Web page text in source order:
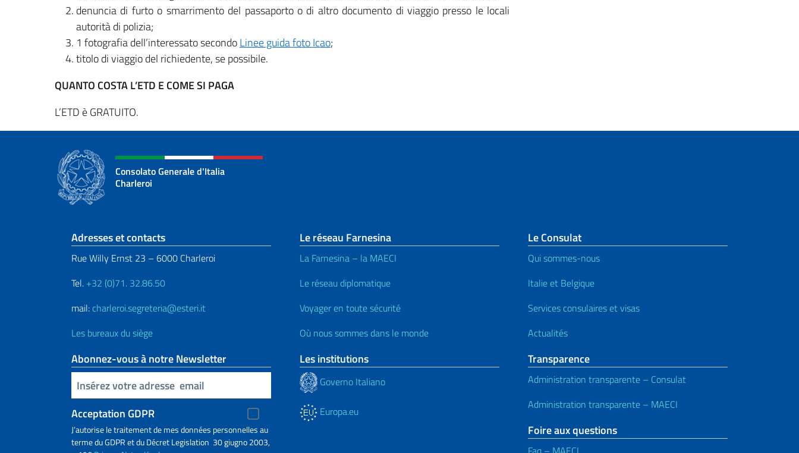
denuncia di furto o smarrimento del passaporto o di altro documento di viaggio presso le locali
autorità di polizia;
1 fotografia dell’interessato secondoLinee guida foto Icao;
titolo di viaggio del richiedente, se possibile.
QUANTO COSTA L’ETD E COME SI PAGA
L’ETD è GRATUITO.
Consolato Generale d'Italia
Charleroi
Section de pied de page
Adresses et contacts
Rue Willy Ernst 23 – 6000 Charleroi
Tel. +32 (0)71. 32.86.50
mail: charleroi.segreteria@esteri.it
Les bureaux du siège
Abonnez-vous à notre Newsletter
Insert your email
Acceptation GDPR
J’autorise le traitement de mes données personnelles au
terme du GDPR et du Décret Legislation 30 giugno 2003,
Le réseau Farnesina
La Farnesina – la MAECI
Le réseau diplomatique
Voyager en toute sécurité
Où nous sommes dans le monde
Les institutions
Governo Italiano
Europa.eu
Le Consulat
Qui sommes-nous
Italie et Belgique
Services consulaires et visas
Actualités
Transparence
Administration transparente – Consulat
Administration transparente – MAECI
Foire aux questions